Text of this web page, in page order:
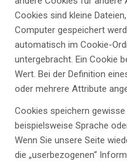
Cookies sind kleine
Computer gespeichert
automatisch im Cookie-
untergebracht. Ein Cookie
Wert. Bei der Definition
oder mehrere Attribute
Cookies speichern
beispielsweise Sprache
Wenn Sie unsere Seite
die „userbezogenen“